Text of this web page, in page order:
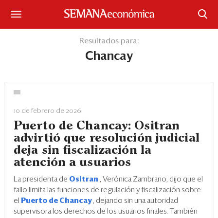
Portada
Sectores y Empresas
Management
Resultados para:
Chancay
10 de febrero de 2026
Puerto de Chancay: Ositran
advirtió que resolución judicial
deja sin fiscalización la
atención a usuarios
La presidenta de Ositran , Verónica Zambrano, dijo que el
fallo limita las funciones de regulación y fiscalización sobre
el
Puerto de Chancay , dejando sin una autoridad
supervisora los derechos de los usuarios finales. También